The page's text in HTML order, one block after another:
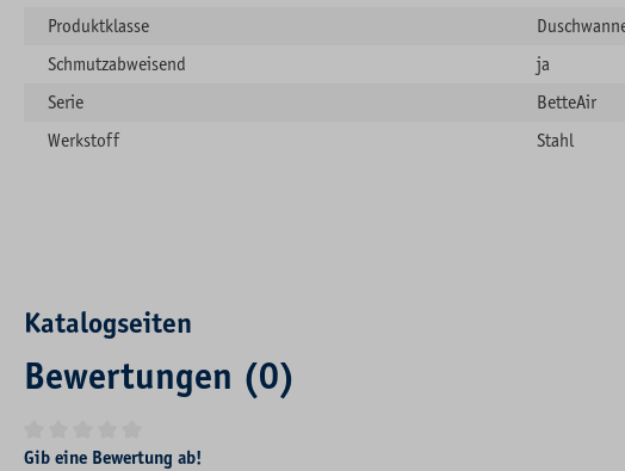
Produktklasse
Schmutzabweisend
ja
Serie
BetteAir
Werkstoff
Stahl
Katalogseiten
Bewertungen (0)
Durchschnittliche Bewertung von 0 von 5 Sternen
Gib eine Bewertung ab!